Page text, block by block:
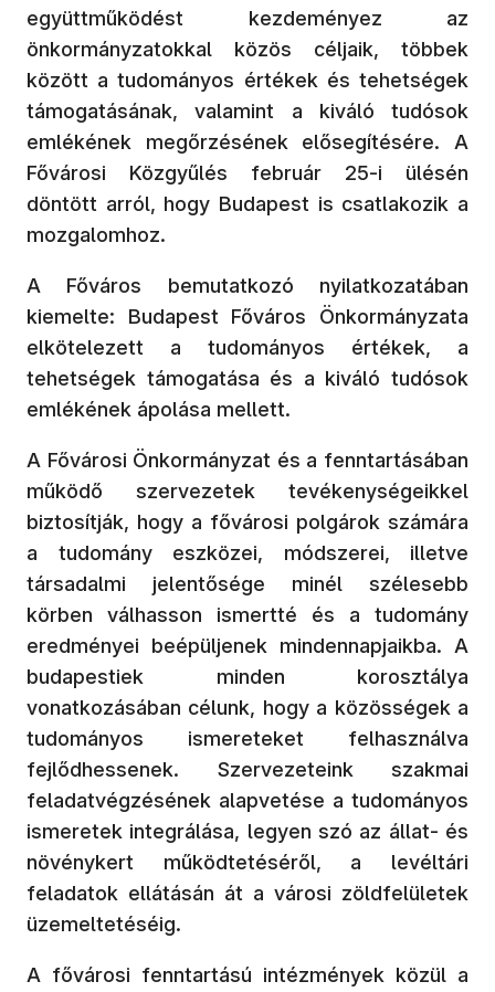
együttműködést kezdeményez az
önkormányzatokkal közös céljaik, többek
között a tudományos értékek és tehetségek
támogatásának, valamint a kiváló tudósok
emlékének megőrzésének elősegítésére. A
Fővárosi Közgyűlés február 25-i ülésén
döntött arról, hogy Budapest is csatlakozik a
mozgalomhoz.
A Főváros bemutatkozó nyilatkozatában
kiemelte: Budapest Főváros Önkormányzata
elkötelezett a tudományos értékek, a
tehetségek támogatása és a kiváló tudósok
emlékének ápolása mellett.
A Fővárosi Önkormányzat és a fenntartásában
működő szervezetek tevékenységeikkel
biztosítják, hogy a fővárosi polgárok számára
a tudomány eszközei, módszerei, illetve
társadalmi jelentősége minél szélesebb
körben válhasson ismertté és a tudomány
eredményei beépüljenek mindennapjaikba. A
budapestiek minden korosztálya
vonatkozásában célunk, hogy a közösségek a
tudományos ismereteket felhasználva
fejlődhessenek. Szervezeteink szakmai
feladatvégzésének alapvetése a tudományos
ismeretek integrálása, legyen szó az állat- és
növénykert működtetéséről, a levéltári
feladatok ellátásán át a városi zöldfelületek
üzemeltetéséig.
A fővárosi fenntartású intézmények közül a